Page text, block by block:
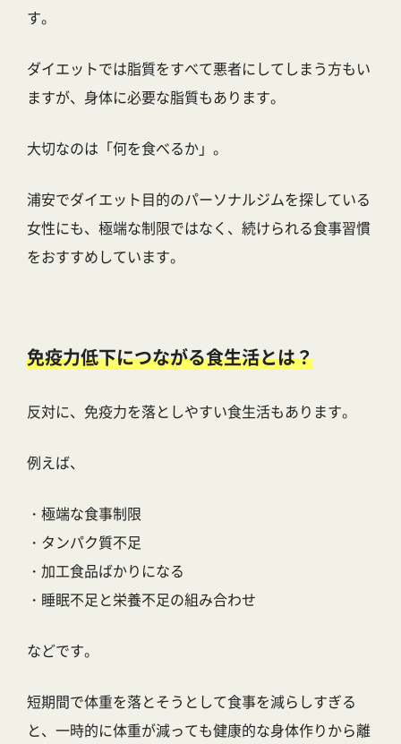
す。
ダイエットでは脂質をすべて悪者にしてしまう方もい
ますが、身体に必要な脂質もあります。
大切なのは「何を食べるか」。
浦安でダイエット目的のパーソナルジムを探している
女性にも、極端な制限ではなく、続けられる食事習慣
をおすすめしています。
免疫力低下につながる食生活とは？
反対に、免疫力を落としやすい食生活もあります。
例えば、
・極端な食事制限
・タンパク質不足
・加工食品ばかりになる
・睡眠不足と栄養不足の組み合わせ
などです。
短期間で体重を落とそうとして食事を減らしすぎる
と、一時的に体重が減っても健康的な身体作りから離